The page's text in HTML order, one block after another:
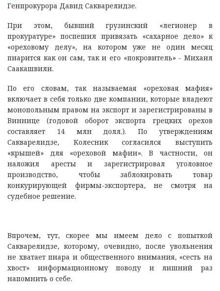
Генпрокурора Давид Сакварелидзе.
При этом, бывший грузинский «легионер в
прокуратуре» поспешил привязать «сахарное дело» к
«ореховому делу», на котором уже не один месяц
пиарится как он сам, так и его «покровитель» - Михаил
Саакашвили.
По его словам, так называемая «ореховая мафия»
включает в себя только две компании, которые владеют
монопольным правом на экспорт и зарегистрированы в
Виннице (годовой оборот экспорта грецких орехов
составляет 14 млн долл.). По утверждениям
Сакварелидзе, Колесник согласился выступить
«крышей» для «ореховой мафии». В частности, он
наложил аресты и зарегистрировал уголовное
производство, чтобы заблокировать товар
конкурирующей фирмы-экспортера, не смотря на
судебное решение.
Впрочем, тут, скорее мы имеем дело с попыткой
Сакварелидзе, которому, очевидно, после увольнения
не хватает пиара и общественного внимания, «сесть на
хвост» информационному поводу и лишний раз
напомнить о себе.